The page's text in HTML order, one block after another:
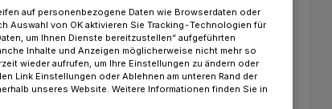
auf personenbezogene Daten wie Browserdaten oder
Auswahl von OK aktivieren Sie Tracking-Technologien für
um Ihnen Dienste bereitzustellen“ aufgeführten
Inhalte und Anzeigen möglicherweise nicht mehr so
wieder aufrufen, um Ihre Einstellungen zu ändern oder
Link Einstellungen oder Ablehnen am unteren Rand der
unseres Website. Weitere Informationen finden Sie in